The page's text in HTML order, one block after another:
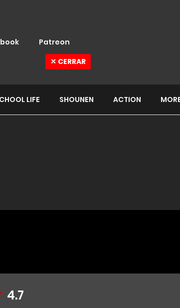
Patreon
LIFE SHOUNEN ACTION
4.7
✕ CERRAR